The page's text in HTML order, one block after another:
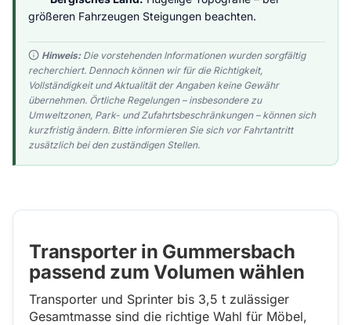
größeren Fahrzeugen Steigungen beachten.
Hinweis:Die vorstehenden Informationen wurden sorgfältig
recherchiert. Dennoch können wir für die Richtigkeit,
Vollständigkeit und Aktualität der Angaben keine Gewähr
übernehmen. Örtliche Regelungen – insbesondere zu
Umweltzonen, Park- und Zufahrtsbeschränkungen – können sich
kurzfristig ändern. Bitte informieren Sie sich vor Fahrtantritt
zusätzlich bei den zuständigen Stellen.
Transporter in Gummersbach
passend zum Volumen wählen
Transporter und Sprinter bis 3,5 t zulässiger
Gesamtmasse sind die richtige Wahl für Möbel,